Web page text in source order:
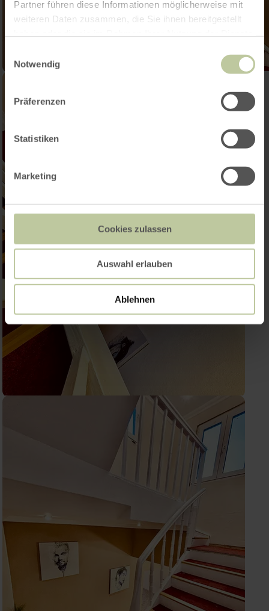
Partner führen diese Informationen möglicherweise mit
weiteren Daten zusammen, die Sie ihnen bereitgestellt
Notwendig
Präferenzen
Statistiken
Marketing
Cookies zulassen
Auswahl erlauben
Ablehnen